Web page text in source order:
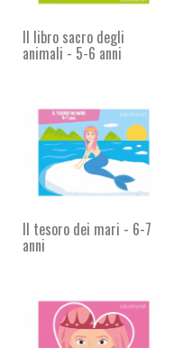
Il libro sacro degli
animali - 5-6 anni
Il tesoro dei mari - 6-7
anni